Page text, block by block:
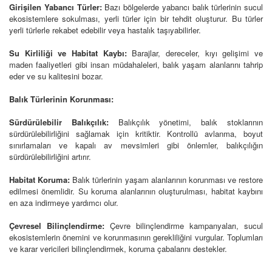
Girişilen Yabancı Türler:Bazı bölgelerde yabancı balık türlerinin sucul
ekosistemlere sokulması, yerli türler için bir tehdit oluşturur. Bu türler
yerli türlerle rekabet edebilir veya hastalık taşıyabilirler.
Su Kirliliği ve Habitat Kaybı:Barajlar, dereceler, kıyı gelişimi ve
maden faaliyetleri gibi insan müdahaleleri, balık yaşam alanlarını tahrip
eder ve su kalitesini bozar.
Balık Türlerinin Korunması:
Sürdürülebilir Balıkçılık:Balıkçılık yönetimi, balık stoklarının
sürdürülebilirliğini sağlamak için kritiktir. Kontrollü avlanma, boyut
sınırlamaları ve kapalı av mevsimleri gibi önlemler, balıkçılığın
sürdürülebilirliğini artırır.
Habitat Koruma: Balık türlerinin yaşam alanlarının korunması ve restore
edilmesi önemlidir. Su koruma alanlarının oluşturulması, habitat kaybını
en aza indirmeye yardımcı olur.
Çevresel Bilinçlendirme: Çevre bilinçlendirme kampanyaları, sucul
ekosistemlerin önemini ve korunmasının gerekliliğini vurgular. Toplumları
ve karar vericileri bilinçlendirmek, koruma çabalarını destekler.